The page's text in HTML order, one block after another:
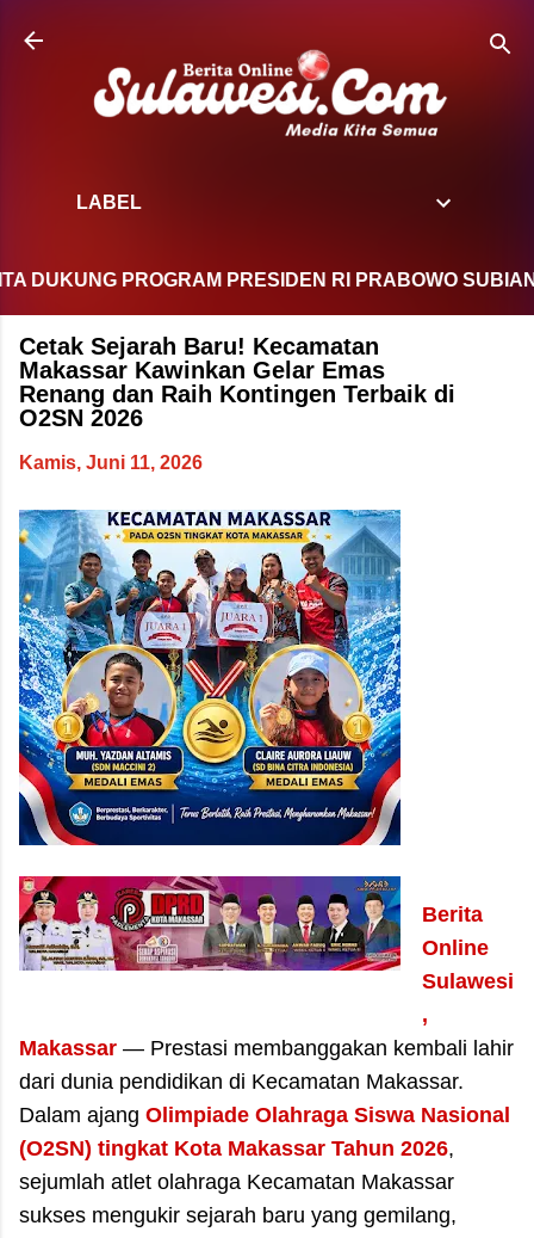
LABEL
PROGRAM PRESIDEN RI PRABOWO SUBIANTO
Cetak Sejarah Baru! Kecamatan
Makassar Kawinkan Gelar Emas
Renang dan Raih Kontingen Terbaik di
O2SN 2026
Kamis, Juni 11, 2026
Berita
Online
Sulawesi
,
Makassar — Prestasi membanggakan kembali lahir
dari dunia pendidikan di Kecamatan Makassar.
Dalam ajang Olimpiade Olahraga Siswa Nasional
(O2SN) tingkat Kota Makassar Tahun 2026,
sejumlah atlet olahraga Kecamatan Makassar
sukses mengukir sejarah baru yang gemilang,